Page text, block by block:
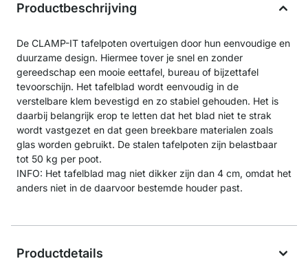
Productbeschrijving
De CLAMP-IT tafelpoten overtuigen door hun eenvoudige en
duurzame design. Hiermee tover je snel en zonder
gereedschap een mooie eettafel, bureau of bijzettafel
tevoorschijn. Het tafelblad wordt eenvoudig in de
verstelbare klem bevestigd en zo stabiel gehouden. Het is
daarbij belangrijk erop te letten dat het blad niet te strak
wordt vastgezet en dat geen breekbare materialen zoals
glas worden gebruikt. De stalen tafelpoten zijn belastbaar
tot 50 kg per poot.
INFO: Het tafelblad mag niet dikker zijn dan 4 cm, omdat het
anders niet in de daarvoor bestemde houder past.
Productdetails